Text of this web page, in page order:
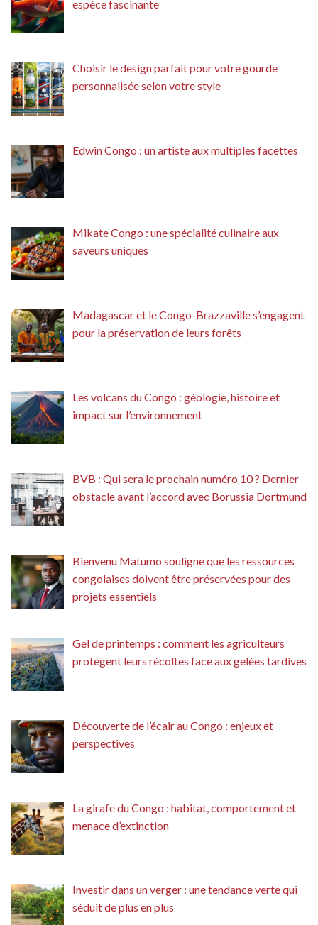
espèce fascinante
Choisir le design parfait pour votre gourde
personnalisée selon votre style
Edwin Congo : un artiste aux multiples facettes
Mikate Congo : une spécialité culinaire aux
saveurs uniques
Madagascar et le Congo-Brazzaville s’engagent
pour la préservation de leurs forêts
Les volcans du Congo : géologie, histoire et
impact sur l’environnement
BVB : Qui sera le prochain numéro 10 ? Dernier
obstacle avant l’accord avec Borussia Dortmund
Bienvenu Matumo souligne que les ressources
congolaises doivent être préservées pour des
projets essentiels
Gel de printemps : comment les agriculteurs
protègent leurs récoltes face aux gelées tardives
Découverte de l’écair au Congo : enjeux et
perspectives
La girafe du Congo : habitat, comportement et
menace d’extinction
Investir dans un verger : une tendance verte qui
séduit de plus en plus